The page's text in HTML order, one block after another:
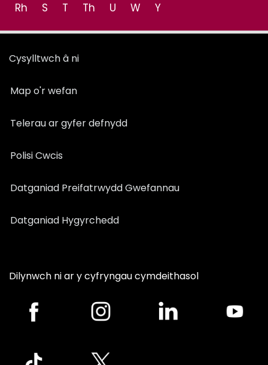
Rh
S T Th U W Y
Cysylltwch â ni
Map o'r wefan
Telerau ar gyfer defnydd
Polisi Cwcis
Datganiad Preifatrwydd Gwefannau
Datganiad Hygyrchedd
Dilynwch ni ar y cyfryngau cymdeithasol